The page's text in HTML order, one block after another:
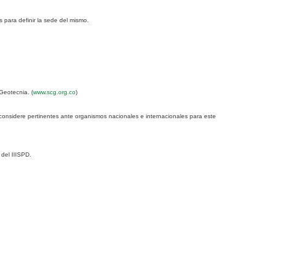
definir la sede del mismo.
(www.scg.org.co)
pertinentes ante organismos nacionales e internacionales para este
IIISPD.